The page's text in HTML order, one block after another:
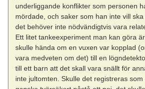
underliggande konflikter som personen
mördade, och saker som han inte vill ska
det behöver inte nödvändigtvis vara
Ett litet tankeexperiment man kan göra
skulle hända om en vuxen var kopplad
vara medveten om det) till en
till ett barn att det skall vara snällt för
inte jultomten. Skulle det registreras